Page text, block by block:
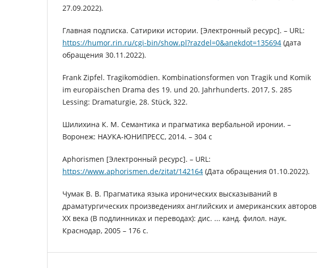
27.09.2022).
Главная подписка. Сатирики истории. [Электронный ресурс]. – URL:
https://humor.rin.ru/cgi-bin/show.pl?razdel=0&anekdot=135694 (дата
обращения 30.11.2022).
Frank Zipfel. Tragikomödien. Kombinationsformen von Tragik und Komik
im europäischen Drama des 19. und 20. Jahrhunderts. 2017, S. 285
Lessing: Dramaturgie, 28. Stück, 322.
Шилихина К. М. Семантика и прагматика вербальной иронии. –
Воронеж: НАУКА-ЮНИПРЕСС, 2014. – 304 с
Aphorismen [Электронный ресурс]. – URL:
https://www.aphorismen.de/zitat/142164 (Дата обращения 01.10.2022).
Чумак В. В. Прагматика языка иронических высказываний в
драматургических произведениях английских и американских авторов
XX века (В подлинниках и переводах): дис. ... канд. филол. наук.
Краснодар, 2005 – 176 c.